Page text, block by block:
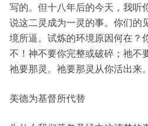
写的。但十八年后的今天，我听
说这二灵成为一灵的事。你们的
境所逼。试炼的环境原因何在？
不！神不要你完整或破碎；祂不
祂要那灵。祂要那灵从你活出来。
美德为基督所代替